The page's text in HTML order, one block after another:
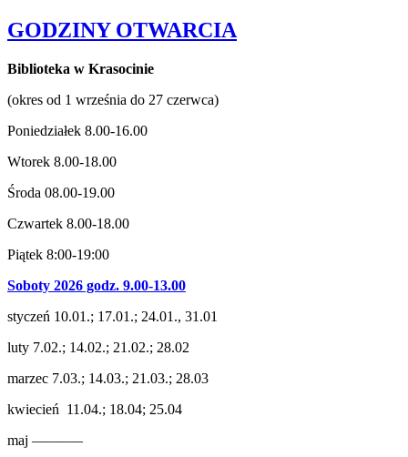
GODZINY OTWARCIA
Biblioteka w Krasocinie
(okres od 1 września do 27 czerwca)
Poniedziałek 8.00-16.00
Wtorek 8.00-18.00
Środa 08.00-19.00
Czwartek 8.00-18.00
Piątek 8:00-19:00
Soboty 2026 godz. 9.00-13.00
styczeń 10.01.; 17.01.; 24.01., 31.01
luty 7.02.; 14.02.; 21.02.; 28.02
marzec 7.03.; 14.03.; 21.03.; 28.03
kwiecień 11.04.; 18.04; 25.04
maj ———–